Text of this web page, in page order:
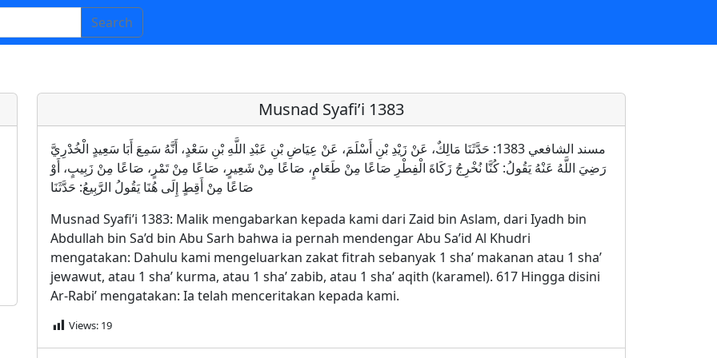
Search
Musnad Syafi’i 1383
مسند الشافعي 1383: حَدَّثَنَا مَالِكٌ، عَنْ زَيْدِ بْنِ أَسْلَمَ، عَنْ عِيَاضِ بْنِ عَبْدِ اللَّهِ بْنِ سَعْدٍ، أَنَّهُ سَمِعَ أَبَا سَعِيدٍ الْخُدْرِيَّ
رَضِيَ اللَّهُ عَنْهُ يَقُولُ: كُنَّا نُخْرِجُ زَكَاةَ الْفِطْرِ صَاعًا مِنْ طَعَامٍ، صَاعًا مِنْ شَعِيرٍ، صَاعًا مِنْ تَمْرٍ، صَاعًا مِنْ زَبِيبٍ، أَوْ
صَاعًا مِنْ أَقِطٍ إِلَى هُنَا يَقُولُ الرَّبِيعُ: حَدَّثَنَا
Musnad Syafi’i 1383: Malik mengabarkan kepada kami dari Zaid bin Aslam, dari Iyadh bin
Abdullah bin Sa’d bin Abu Sarh bahwa ia pernah mendengar Abu Sa’id Al Khudri
mengatakan: Dahulu kami mengeluarkan zakat fitrah sebanyak 1 sha’ makanan atau 1 sha’
jewawut, atau 1 sha’ kurma, atau 1 sha’ zabib, atau 1 sha’ aqith (karamel). 617 Hingga disini
Ar-Rabi’ mengatakan: Ia telah menceritakan kepada kami.
Views: 19